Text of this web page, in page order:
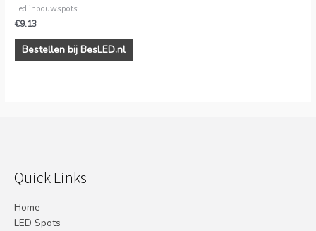
Led inbouwspots
€9.13
Bestellen bij BesLED.nl
Quick Links
Home
LED Spots